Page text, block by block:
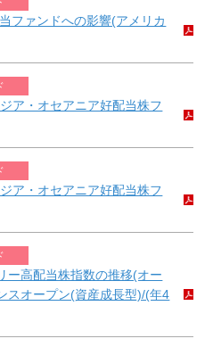
ファンドへの影響(アメリカ
ア・オセアニア好配当株フ
ア・オセアニア好配当株フ
ー高配当株指数の推移(オー
スオープン(資産成長型)/(年4